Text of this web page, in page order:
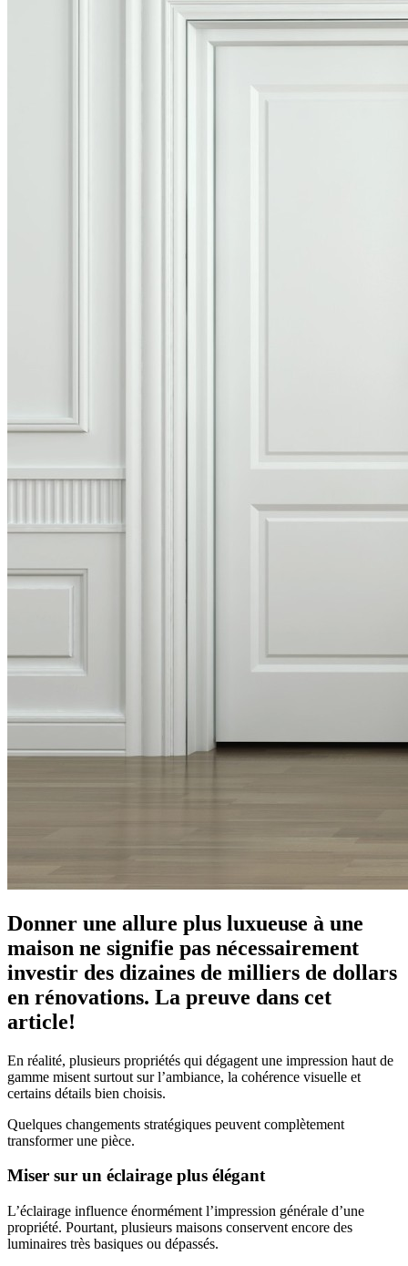
Donner une allure plus luxueuse à une
maison ne signifie pas nécessairement
investir des dizaines de milliers de dollars
en rénovations. La preuve dans cet
article!
En réalité, plusieurs propriétés qui dégagent une impression haut de
gamme misent surtout sur l’ambiance, la cohérence visuelle et
certains détails bien choisis.
Quelques changements stratégiques peuvent complètement
transformer une pièce.
Miser sur un éclairage plus élégant
L’éclairage influence énormément l’impression générale d’une
propriété. Pourtant, plusieurs maisons conservent encore des
luminaires très basiques ou dépassés.